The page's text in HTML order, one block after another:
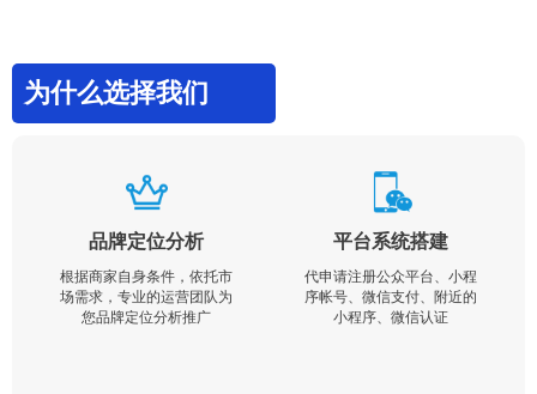
为什么选择我们
品牌定位分析
根据商家自身条件，依托市
场需求，专业的运营团队为
您品牌定位分析推广
平台系统搭建
代申请注册公众平台、小程
序帐号、微信支付、附近的
小程序、微信认证